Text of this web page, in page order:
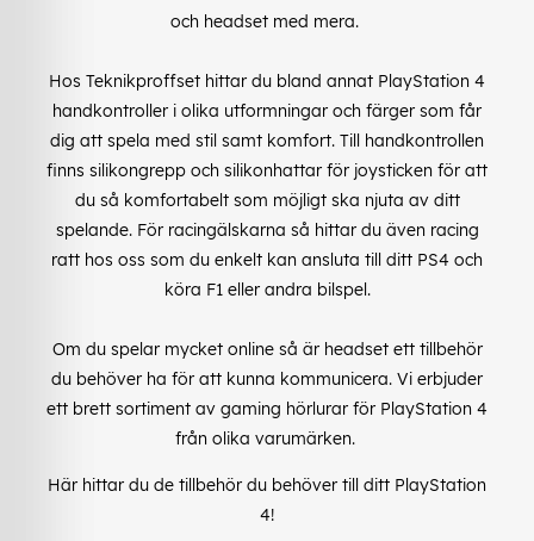
och headset med mera.
Hos Teknikproffset hittar du bland annat PlayStation 4
handkontroller i olika utformningar och färger som får
dig att spela med stil samt komfort. Till handkontrollen
finns silikongrepp och silikonhattar för joysticken för att
du så komfortabelt som möjligt ska njuta av ditt
spelande. För racingälskarna så hittar du även racing
ratt hos oss som du enkelt kan ansluta till ditt PS4 och
köra F1 eller andra bilspel.
Om du spelar mycket online så är headset ett tillbehör
du behöver ha för att kunna kommunicera. Vi erbjuder
ett brett sortiment av gaming hörlurar för PlayStation 4
från olika varumärken.
Här hittar du de tillbehör du behöver till ditt PlayStation
4!